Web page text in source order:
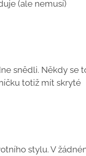
(ale nemusí)
snědli. Někdy se
totiž mít skryté
stylu. V